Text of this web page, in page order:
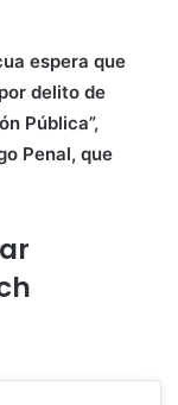
espera que
delito de
Pública”,
Penal, que